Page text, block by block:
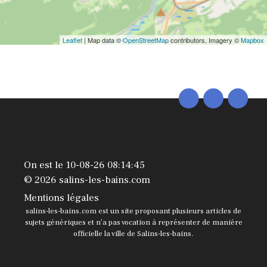
Leaflet | Map data ©OpenStreetMapcontributors, Imagery ©Mapbox
On est le 10-08-26 08:14:45
© 2026 salins-les-bains.com
Mentions légales
salins-les-bains.com est un site proposant plusieurs articles de
sujets génériques et n’a pas vocation à représenter de manière
officielle la ville de Salins-les-bains.